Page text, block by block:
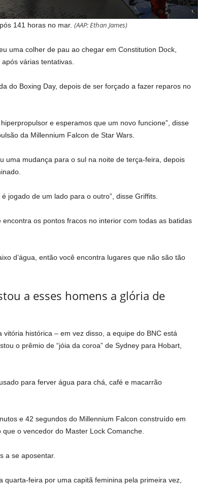
141 horas no mar. (AAP: Ethan James)
uma colher de pau ao chegar em Constitution Dock,
várias tentativas.
do Boxing Day, depois de ser forçado a fazer reparos no
e esperamos que um novo funcione”, disse
da Millennium Falcon de Star Wars.
uma mudança para o sul na noite de terça-feira, depois
jogado de um lado para o outro”, disse Griffits.
os pontos fracos no interior com todas as batidas
d’água, então você encontra lugares que não são tão
a esses homens a glória de
histórica – em vez disso, a equipe do BNC está
o prêmio de “jóia da coroa” de Sydney para Hobart,
para ferver água para chá, café e macarrão
e 42 segundos do Millennium Falcon construído em
o vencedor do Master Lock Comanche.
a se aposentar.
quarta-feira por uma capitã feminina pela primeira vez,